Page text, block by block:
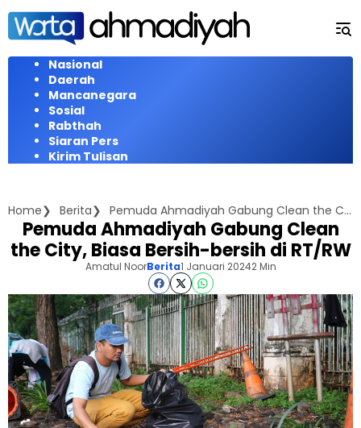
Langsung
konten
Nasional
Daerah
Mancanegara
Sosial
Rabthah
Siaran Pers
Kirim Tulisan
Home Berita Pemuda Ahmadiyah Gabung Clean the City, Biasa Bersih-bersih di RT/RW
Pemuda Ahmadiyah Gabung Clean
the City, Biasa Bersih-bersih di RT/RW
Amatul NoorBerita1 Januari 20242 Min